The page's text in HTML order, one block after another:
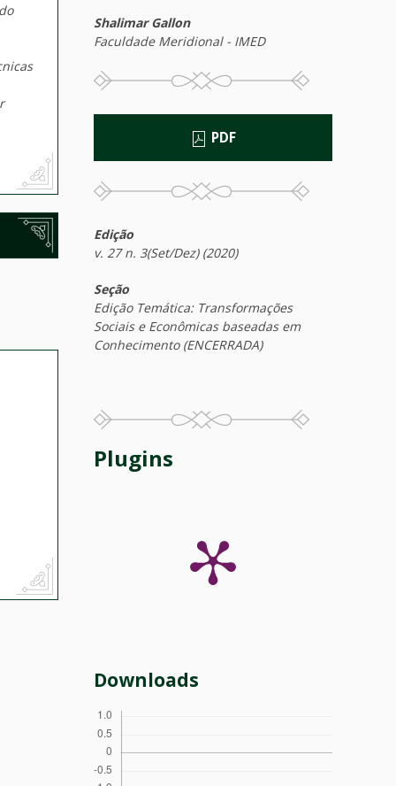
Shalimar Gallon
Faculdade Meridional - IMED
PDF
Edição
v. 27 n. 3(Set/Dez) (2020)
Seção
Edição Temática: Transformações
Sociais e Econômicas baseadas em
Conhecimento (ENCERRADA)
Plugins
Downloads